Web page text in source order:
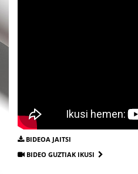
BIDEOA JAITSI
BIDEO GUZTIAK IKUSI